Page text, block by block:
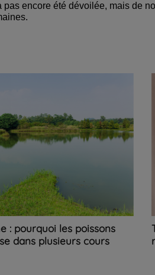
pas encore été dévoilée, mais de
: pourquoi les poissons
dans plusieurs cours